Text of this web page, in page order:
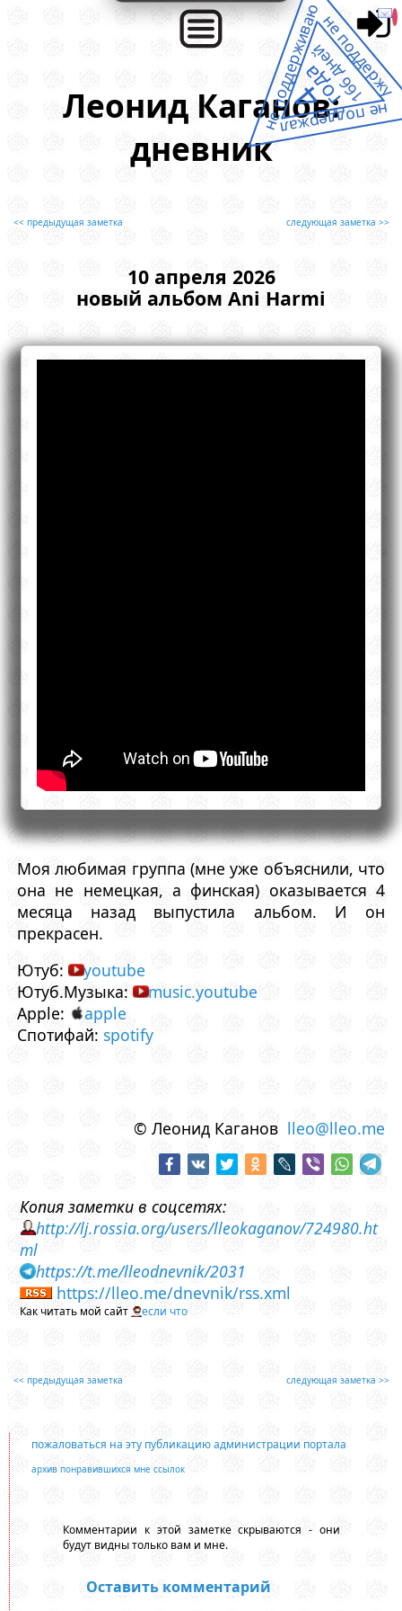
Леонид Каганов:
дневник
<< предыдущая заметка следующая заметка >>
10 апреля 2026
новый альбом Ani Harmi
Моя любимая группа (мне уже объяснили, что
она не немецкая, а финская) оказывается 4
месяца назад выпустила альбом. И он
прекрасен.
Ютуб:
youtube
Ютуб.Музыка:
music.youtube
Apple:
apple
Спотифай: spotify
© Леонид Каганов lleo@lleo.me
Копия заметки в соцсетях:
http://lj.rossia.org/users/lleokaganov/724980.ht
ml
https://t.me/lleodnevnik/2031
https://lleo.me/dnevnik/rss.xml
Как читать мой сайт если что
<< предыдущая заметка следующая заметка >>
пожаловаться на эту публикацию администрации портала
архив понравившихся мне ссылок
Комментарии к этой заметке скрываются - они
будут видны только вам и мне.
Оставить комментарий
не поддержал
не поддерживаюне поддержу
4
года
166 дней